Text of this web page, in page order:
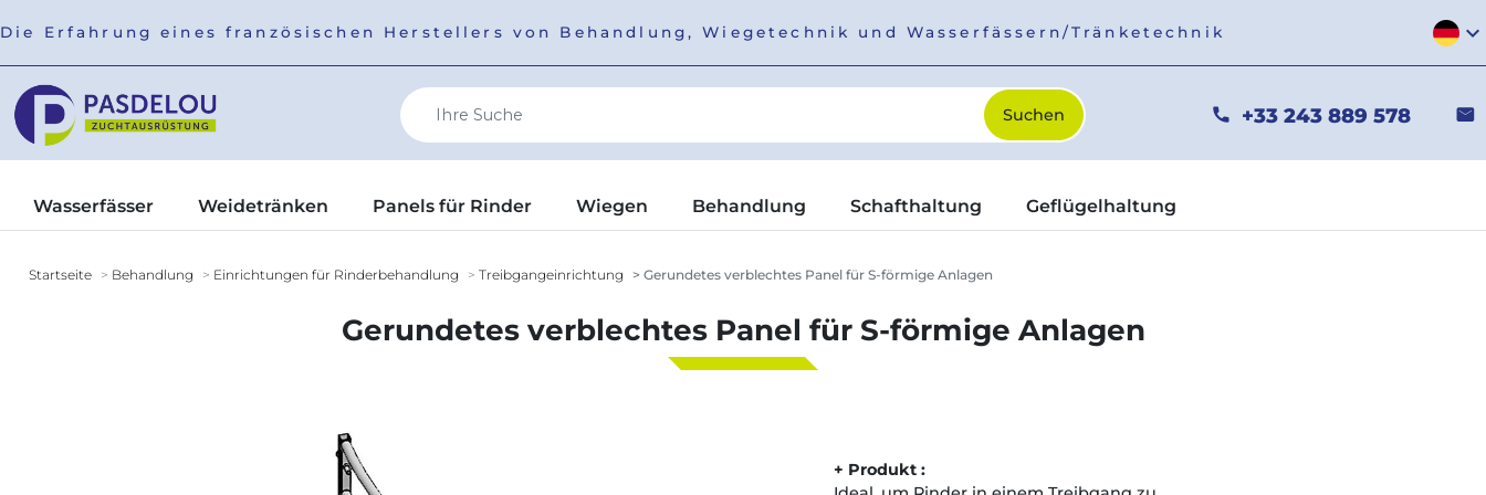
Die Erfahrung eines französischen Herstellers von Behandlung, Wiegetechnik und Wasserfässern/Tränketechnik expand_more
phone +33 243 889 578 mail
Wasserfässer Weidetränken Panels für Rinder Wiegen Behandlung Schafthaltung Geflügelhaltung
Startseite Behandlung Einrichtungen für Rinderbehandlung Treibgangeinrichtung Gerundetes verblechtes Panel für S-förmige Anlagen
Gerundetes verblechtes Panel für S-förmige Anlagen
+ Produkt :